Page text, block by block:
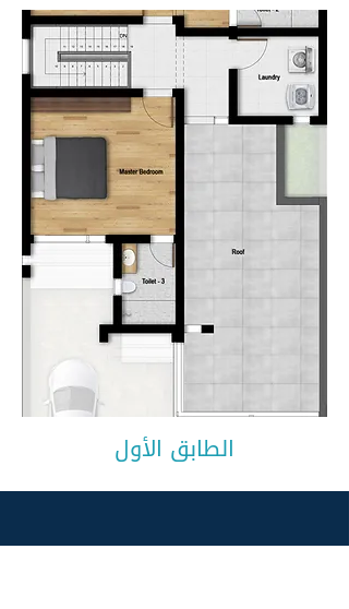
الطابق الأول